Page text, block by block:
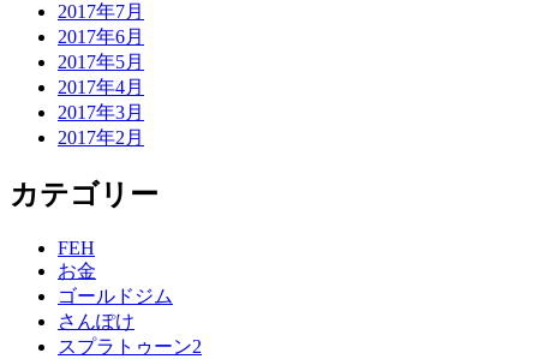
2017年7月
2017年6月
2017年5月
2017年4月
2017年3月
2017年2月
カテゴリー
FEH
お金
ゴールドジム
さんぽけ
スプラトゥーン2